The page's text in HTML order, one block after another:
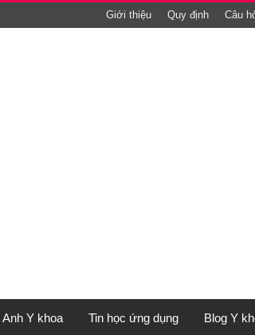
Giới thiệu Quy định Câu
Anh Y khoa Tin học ứng dụng Blog Y